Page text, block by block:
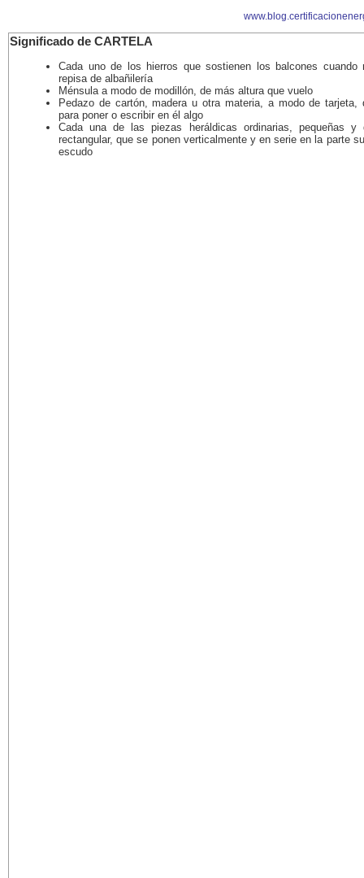
Significado de CARTELA
Cada uno de los hierros que sostienen los balcones cuando
repisa de albañilería
Ménsula a modo de modillón, de más altura que vuelo
Pedazo de cartón, madera u otra materia, a modo de tarjeta,
para poner o escribir en él algo
Cada una de las piezas heráldicas ordinarias, pequeñas y
rectangular, que se ponen verticalmente y en serie en la parte
escudo